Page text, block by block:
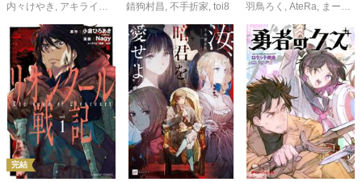
内々けやき , アキライズン toi8
錆狗村昌, 不手折家, toi8
羽鳥ろく , AteRa, まーがるった
完結